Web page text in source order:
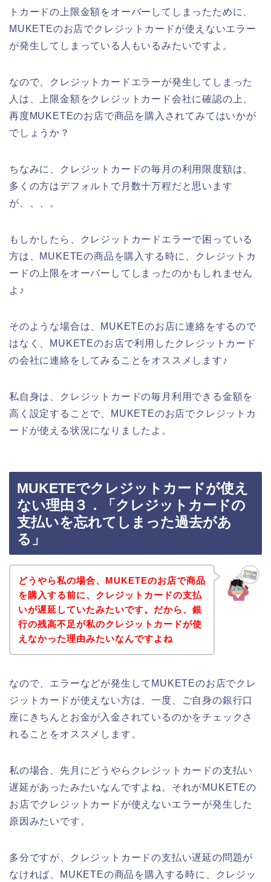
トカードの上限金額をオーバーしてしまったために、
MUKETEのお店でクレジットカードが使えないエラー
が発生してしまっている人もいるみたいですよ。
なので、クレジットカードエラーが発生してしまった
人は、上限金額をクレジットカード会社に確認の上、
再度MUKETEのお店で商品を購入されてみてはいかが
でしょうか？
ちなみに、クレジットカードの毎月の利用限度額は、
多くの方はデフォルトで月数十万程だと思います
が、、、。
もしかしたら、クレジットカードエラーで困っている
方は、MUKETEの商品を購入する時に、クレジットカ
ードの上限をオーバーしてしまったのかもしれません
よ♪
そのような場合は、MUKETEのお店に連絡をするので
はなく、MUKETEのお店で利用したクレジットカード
の会社に連絡をしてみることをオススメします♪
私自身は、クレジットカードの毎月利用できる金額を
高く設定することで、MUKETEのお店でクレジットカ
ードが使える状況になりましたよ。
MUKETEでクレジットカードが使え
ない理由３．「クレジットカードの
支払いを忘れてしまった過去があ
る」
どうやら私の場合、MUKETEのお店で商品
を購入する前に、クレジットカードの支払
いが遅延していたみたいです。だから、銀
行の残高不足が私のクレジットカードが使
えなかった理由みたいなんですよね
なので、エラーなどが発生してMUKETEのお店でクレ
ジットカードが使えない方は、一度、ご自身の銀行口
座にきちんとお金が入金されているのかをチェックさ
れることをオススメします。
私の場合、先月にどうやらクレジットカードの支払い
遅延があったみたいなんですよね。それがMUKETEの
お店でクレジットカードが使えないエラーが発生した
原因みたいです。
多分ですが、クレジットカードの支払い遅延の問題が
なければ、MUKETEの商品を購入する時に、クレジッ